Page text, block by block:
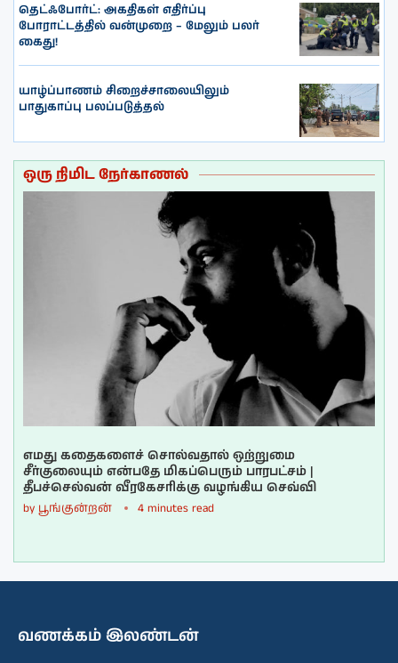
தெட்ஃபோர்ட்: அகதிகள் எதிர்ப்பு
போராட்டத்தில் வன்முறை – மேலும் பலர்
கைது!
யாழ்ப்பாணம் சிறைச்சாலையிலும்
பாதுகாப்பு பலப்படுத்தல்
ஒரு நிமிட நேர்காணல்
எமது கதைகளைச் சொல்வதால் ஒற்றுமை
சீர்குலையும் என்பதே மிகப்பெரும் பாரபட்சம் |
தீபச்செல்வன் வீரகேசரிக்கு வழங்கிய செவ்வி
by பூங்குன்றன் 4 minutes read
வணக்கம் இலண்டன்